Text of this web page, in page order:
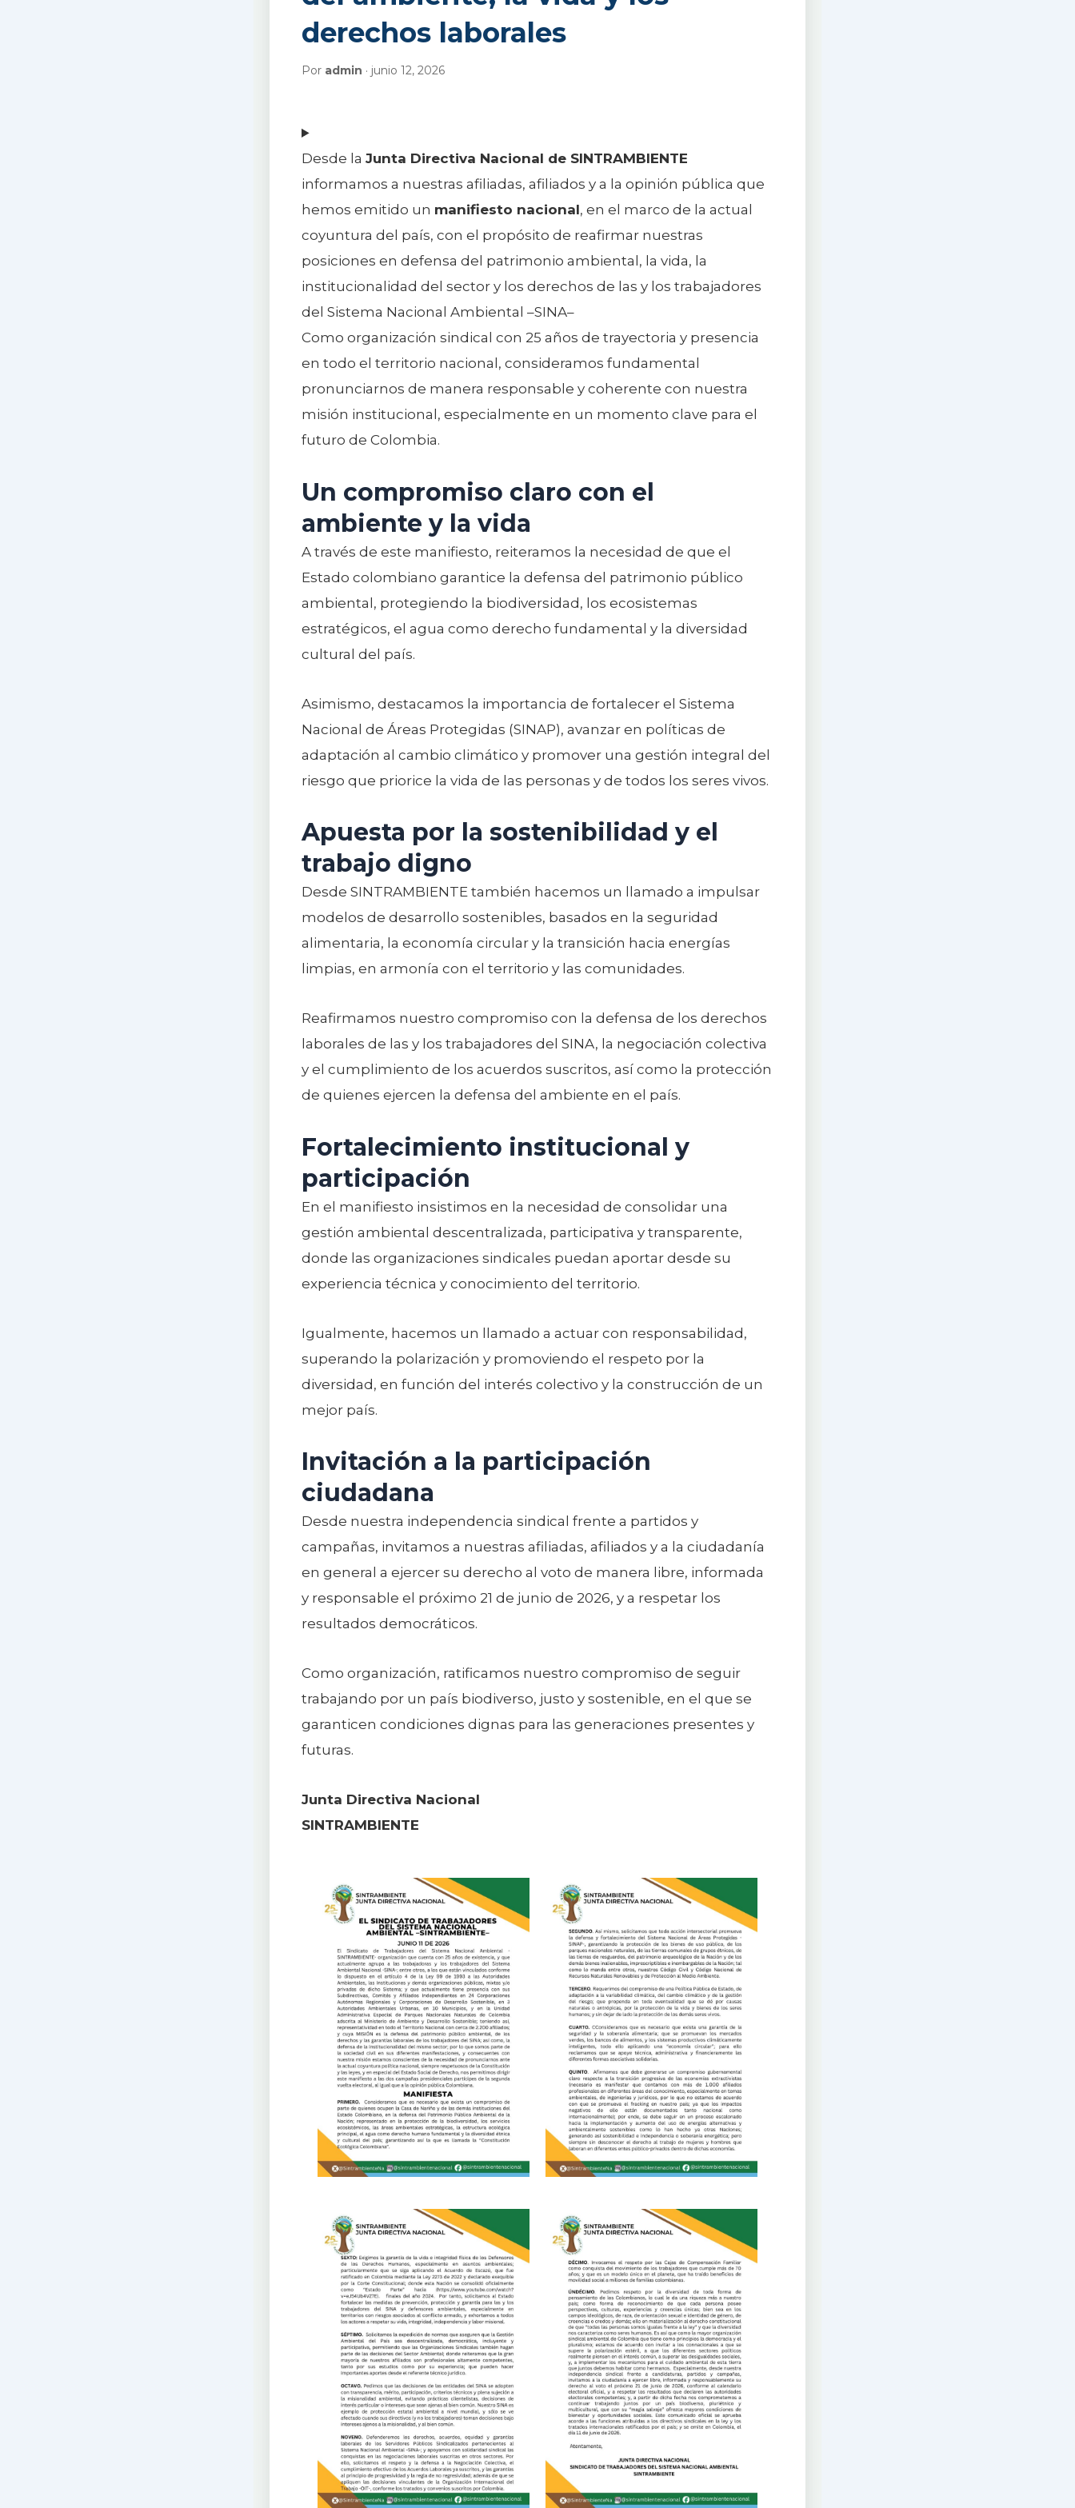
derechos laborales
Por admin · junio 12, 2026
Desde la Junta Directiva Nacional de SINTRAMBIENTE
informamos a nuestras afiliadas, afiliados y a la opinión pública que
hemos emitido un manifiesto nacional, en el marco de la actual
coyuntura del país, con el propósito de reafirmar nuestras
posiciones en defensa del patrimonio ambiental, la vida, la
institucionalidad del sector y los derechos de las y los trabajadores
del Sistema Nacional Ambiental –SINA–
Como organización sindical con 25 años de trayectoria y presencia
en todo el territorio nacional, consideramos fundamental
pronunciarnos de manera responsable y coherente con nuestra
misión institucional, especialmente en un momento clave para el
futuro de Colombia.
Un compromiso claro con el
ambiente y la vida
A través de este manifiesto, reiteramos la necesidad de que el
Estado colombiano garantice la defensa del patrimonio público
ambiental, protegiendo la biodiversidad, los ecosistemas
estratégicos, el agua como derecho fundamental y la diversidad
cultural del país.
Asimismo, destacamos la importancia de fortalecer el Sistema
Nacional de Áreas Protegidas (SINAP), avanzar en políticas de
adaptación al cambio climático y promover una gestión integral del
riesgo que priorice la vida de las personas y de todos los seres vivos.
Apuesta por la sostenibilidad y el
trabajo digno
Desde SINTRAMBIENTE también hacemos un llamado a impulsar
modelos de desarrollo sostenibles, basados en la seguridad
alimentaria, la economía circular y la transición hacia energías
limpias, en armonía con el territorio y las comunidades.
Reafirmamos nuestro compromiso con la defensa de los derechos
laborales de las y los trabajadores del SINA, la negociación colectiva
y el cumplimiento de los acuerdos suscritos, así como la protección
de quienes ejercen la defensa del ambiente en el país.
Fortalecimiento institucional y
participación
En el manifiesto insistimos en la necesidad de consolidar una
gestión ambiental descentralizada, participativa y transparente,
donde las organizaciones sindicales puedan aportar desde su
experiencia técnica y conocimiento del territorio.
Igualmente, hacemos un llamado a actuar con responsabilidad,
superando la polarización y promoviendo el respeto por la
diversidad, en función del interés colectivo y la construcción de un
mejor país.
Invitación a la participación
ciudadana
Desde nuestra independencia sindical frente a partidos y
campañas, invitamos a nuestras afiliadas, afiliados y a la ciudadanía
en general a ejercer su derecho al voto de manera libre, informada
y responsable el próximo 21 de junio de 2026, y a respetar los
resultados democráticos.
Como organización, ratificamos nuestro compromiso de seguir
trabajando por un país biodiverso, justo y sostenible, en el que se
garanticen condiciones dignas para las generaciones presentes y
futuras.
Junta Directiva Nacional
SINTRAMBIENTE